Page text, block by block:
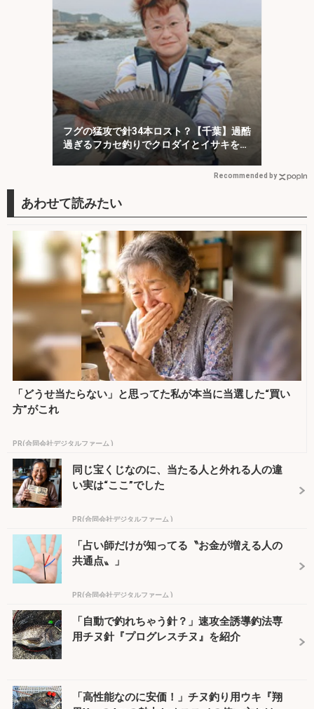
フグの猛攻で針34本ロスト？【千葉】過酷
過ぎるフカセ釣りでクロダイとイサキを手
Recommended by
「どうせ当たらない」と思ってた私が本当に当選した“買い
方”がこれ
PR(合同会社デジタルファーム )
同じ宝くじなのに、当たる人と外れる人の違
い実は“ここ”でした
PR(合同会社デジタルファーム )
「占い師だけが知ってる〝お金が増える人の
共通点〟」
PR(合同会社デジタルファーム )
「自動で釣れちゃう針？」速攻全誘導釣法専
用チヌ針『プログレスチヌ』を紹介
「高性能なのに安価！」チヌ釣り用ウキ『翔